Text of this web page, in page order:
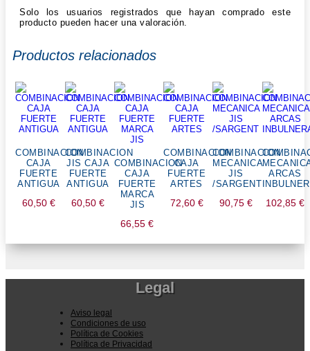
Solo los usuarios registrados que hayan comprado este
producto pueden hacer una valoración.
Productos relacionados
COMBINACION
CAJA
FUERTE
ANTIGUA
60,50 €
COMBINACION
JIS CAJA
FUERTE
ANTIGUA
60,50€
COMBINACION
CAJA
FUERTE
MARCA
JIS
66,55€
COMBINACION
CAJA
FUERTE
ARTES
72,60 €
COMBINACION
MECANICA
JIS
/SARGENT
90,75 €
ARCAS
102,85€
Legal
Aviso legal
Condiciones de uso
Política de Cookies
Política de Privacidad